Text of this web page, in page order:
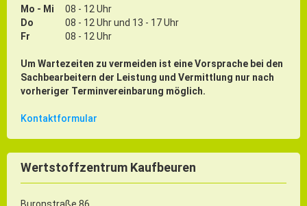
Mo - Mi
08 - 12 Uhr
Do
08 - 12 Uhr und 13 - 17 Uhr
Fr
08 - 12 Uhr
Um Wartezeiten zu vermeiden ist eine Vorsprache bei den
Sachbearbeitern der Leistung und Vermittlung nur nach
vorheriger Terminvereinbarung möglich.
Kontaktformular
Wertstoffzentrum Kaufbeuren
Buronstraße 86